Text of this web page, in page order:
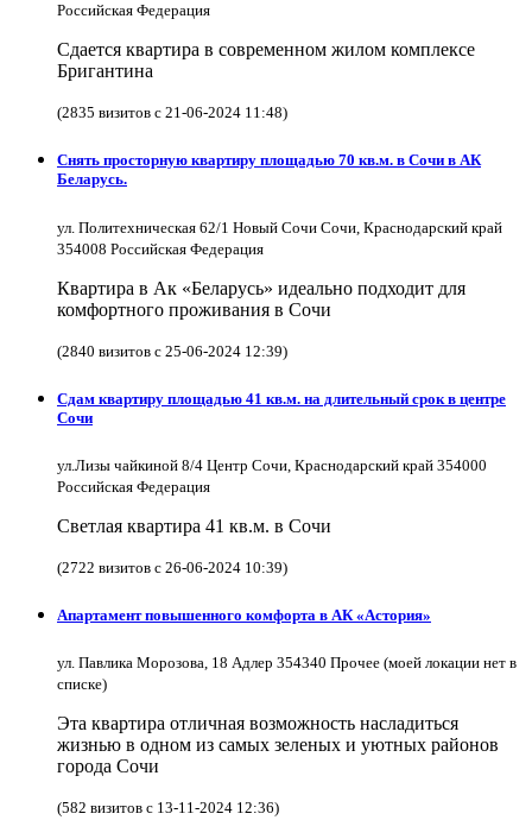
Российская Федерация
Сдается квартира в современном жилом комплексе
Бригантина
(2835 визитов с 21-06-2024 11:48)
Снять просторную квартиру площадью 70 кв.м. в Сочи в АК
Беларусь.
ул. Политехническая 62/1 Новый Сочи Сочи, Краснодарский край
354008 Российская Федерация
Квартира в Ак «Беларусь» идеально подходит для
комфортного проживания в Сочи
(2840 визитов с 25-06-2024 12:39)
Сдам квартиру площадью 41 кв.м. на длительный срок в центре
Сочи
ул.Лизы чайкиной 8/4 Центр Сочи, Краснодарский край 354000
Российская Федерация
Светлая квартира 41 кв.м. в Сочи
(2722 визитов с 26-06-2024 10:39)
Апартамент повышенного комфорта в АК «Астория»
ул. Павлика Морозова, 18 Адлер 354340 Прочее (моей локации нет в
списке)
Эта квартира отличная возможность насладиться
жизнью в одном из самых зеленых и уютных районов
города Сочи
(582 визитов с 13-11-2024 12:36)